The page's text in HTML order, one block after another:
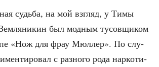
судь­ба, на мой взгляд, у Тимы
был мод­ным тусов­щи­ком
«Нож для фрау Мюл­лер». По слу­
с раз­но­го рода нар­ко­ти­